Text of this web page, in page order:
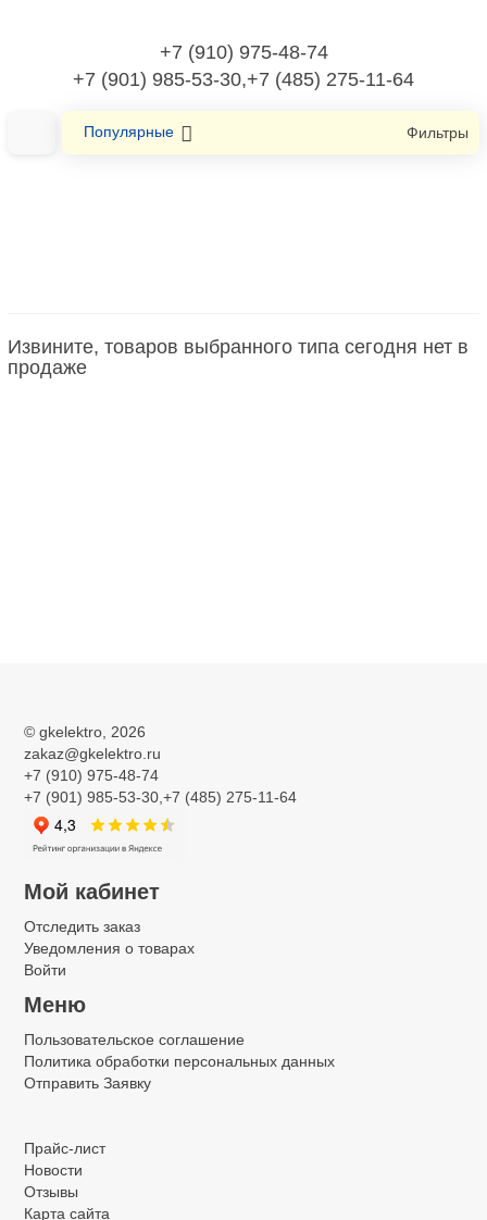
+7 (910) 975-48-74
+7 (901) 985-53-30,+7 (485) 275-11-64
Популярные Фильтры
Устройство защиты от животных,
Извините, товаров выбранного типа сегодня нет в
продаже
© gkelektro , 2026
zakaz@gkelektro.ru
+7 (910) 975-48-74
+7 (901) 985-53-30,+7 (485) 275-11-64
Мой кабинет
Отследить заказ
Уведомления о товарах
Войти
Меню
Пользовательское соглашение
Политика обработки персональных данных
Отправить Заявку
Прайс-лист
Новости
Отзывы
Карта сайта